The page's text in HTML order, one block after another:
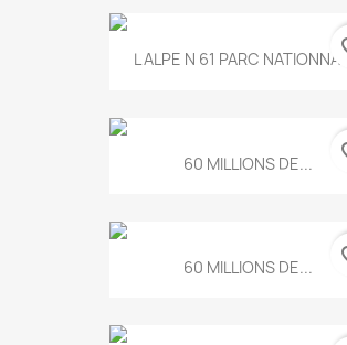
L ALPE N 61 PARC
60 MILLIONS DE...
60 MILLIONS DE...